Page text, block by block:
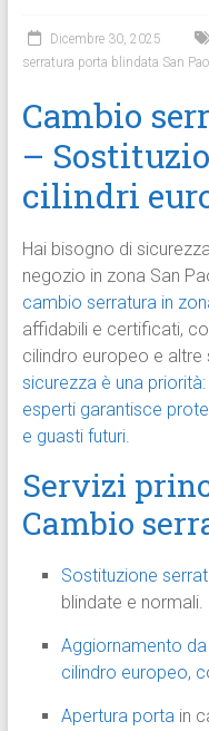
Dicembre 30, 2025
serratura porta blindata San
Cambio
–
cilindri
Hai bisogno di
negozio in zona San
cambio serratura in
affidabili e certificati,
cilindro europeo e altre
sicurezza è una
esperti garantisce
e guasti futuri.
Servizi
Cambio
Sostituzione
blindate e normali.
Aggiornamento
cilindro europeo,
Apertura portain